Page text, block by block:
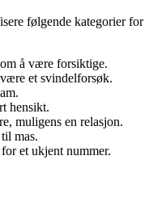
følgende kategorier for
å være forsiktige.
et svindelforsøk.
hensikt.
muligens en relasjon.
mas.
et ukjent nummer.